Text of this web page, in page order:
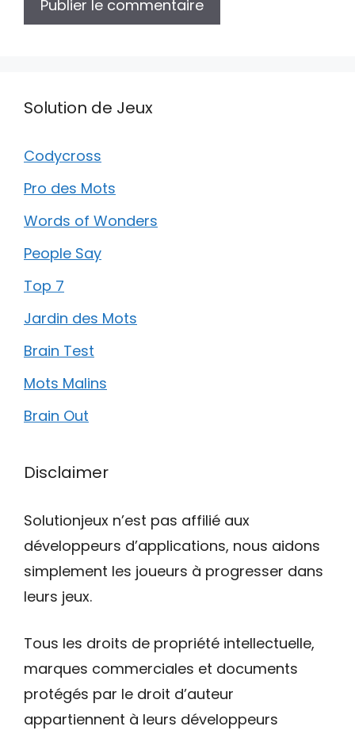
Solution de Jeux
Codycross
Pro des Mots
Words of Wonders
People Say
Top 7
Jardin des Mots
Brain Test
Mots Malins
Brain Out
Disclaimer
Solutionjeux n’est pas affilié aux
développeurs d’applications, nous aidons
simplement les joueurs à progresser dans
leurs jeux.
Tous les droits de propriété intellectuelle,
marques commerciales et documents
protégés par le droit d’auteur
appartiennent à leurs développeurs